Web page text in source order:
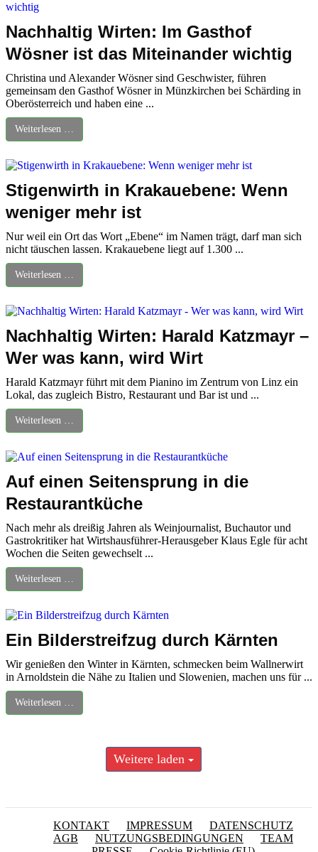
Nachhaltig Wirten: Im Gasthof
Wösner ist das Miteinander wichtig
Christina und Alexander Wösner sind Geschwister, führen
gemeinsam den Gasthof Wösner in Münzkirchen bei Schärding in
Oberösterreich und haben eine ...
Weiterlesen …
Stigenwirth in Krakauebene: Wenn
weniger mehr ist
Nur weil ein Ort das Wort „Ebene“ im Namen trägt, darf man sich
nicht täuschen lassen. Krakauebene liegt auf 1.300 ...
Weiterlesen …
Nachhaltig Wirten: Harald Katzmayr –
Wer was kann, wird Wirt
Harald Katzmayr führt mit dem Pianino im Zentrum von Linz ein
Lokal, das zugleich Bistro, Restaurant und Bar ist und ...
Weiterlesen …
Auf einen Seitensprung in die
Restaurantküche
Nach mehr als dreißig Jahren als Weinjournalist, Buchautor und
Gastrokritiker hat Wirtshausführer-Herausgeber Klaus Egle für acht
Wochen die Seiten gewechselt ...
Weiterlesen …
Ein Bilderstreifzug durch Kärnten
Wir genießen den Winter in Kärnten, schmecken beim Wallnerwirt
in Arnoldstein die Nähe zu Italien und Slowenien, machen uns für ...
Weiterlesen …
Weitere laden
KONTAKT IMPRESSUM
DATENSCHUTZ
AGB
NUTZUNGSBEDINGUNGEN
TEAM